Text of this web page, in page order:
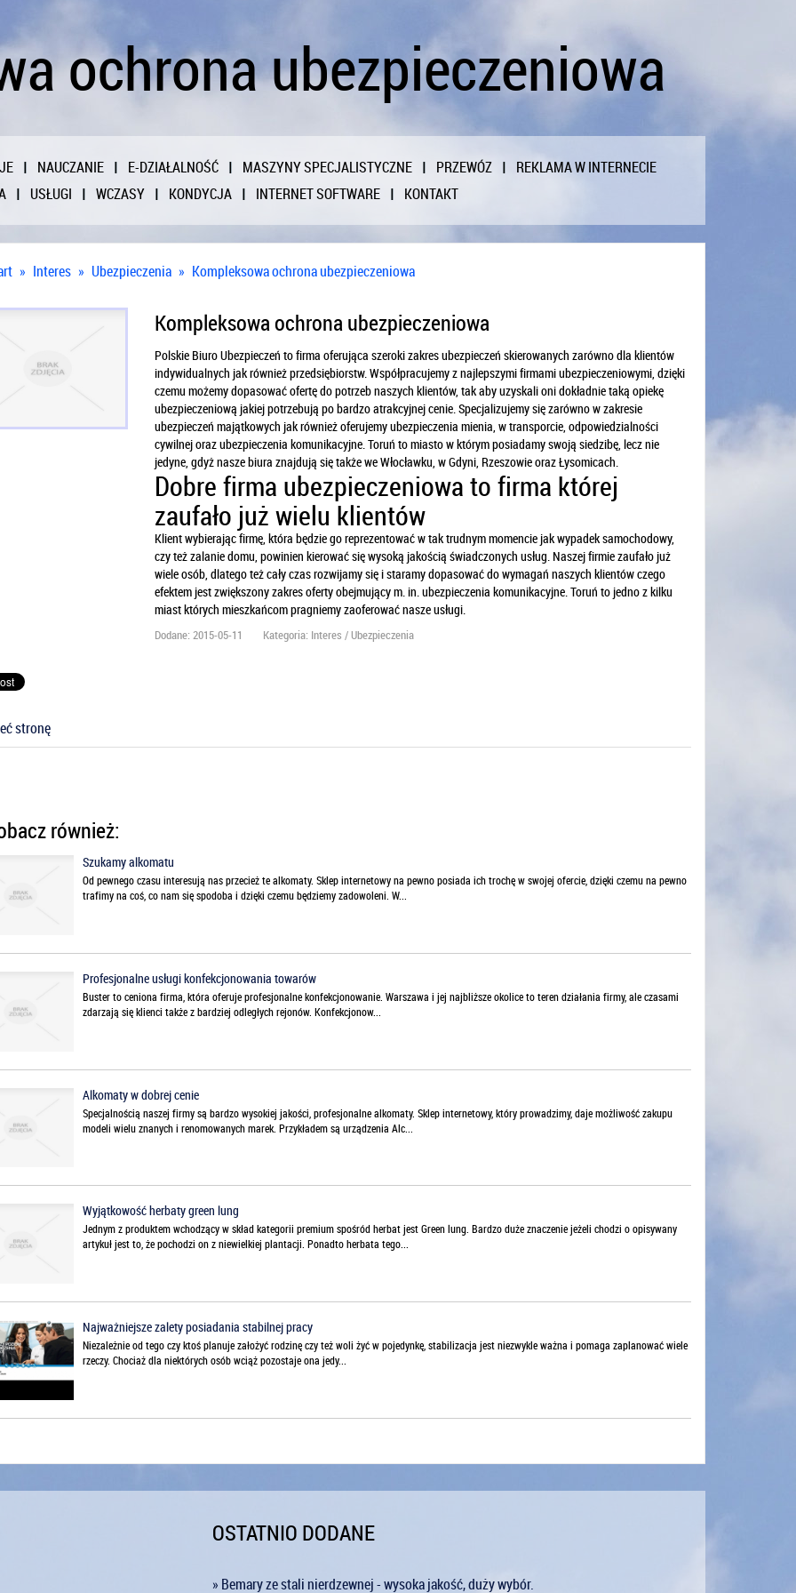
ochrona ubezpieczeniowa
NAUCZANIE E-DZIAŁALNOŚĆ MASZYNY SPECJALISTYCZNE PRZEWÓZ
REKLAMA W INTERNECIE
USŁUGI WCZASY KONDYCJA INTERNET SOFTWARE KONTAKT
» Interes » Ubezpieczenia » Kompleksowa ochrona ubezpieczeniowa
Kompleksowa ochrona ubezpieczeniowa
Polskie Biuro Ubezpieczeń to firma oferująca szeroki zakres ubezpieczeń skierowanych zarówno dla klientów
indywidualnych jak również przedsiębiorstw. Współpracujemy z najlepszymi firmami ubezpieczeniowymi, dzięki
czemu możemy dopasować ofertę do potrzeb naszych klientów, tak aby uzyskali oni dokładnie taką opiekę
ubezpieczeniową jakiej potrzebują po bardzo atrakcyjnej cenie. Specjalizujemy się zarówno w zakresie
ubezpieczeń majątkowych jak również oferujemy ubezpieczenia mienia, w transporcie, odpowiedzialności
cywilnej oraz ubezpieczenia komunikacyjne. Toruń to miasto w którym posiadamy swoją siedzibę, lecz nie
jedyne, gdyż nasze biura znajdują się także we Włocławku, w Gdyni, Rzeszowie oraz Łysomicach.
Dobre firma ubezpieczeniowa to firma której
zaufało już wielu klientów
Klient wybierając firmę, która będzie go reprezentować w tak trudnym momencie jak wypadek samochodowy,
czy też zalanie domu, powinien kierować się wysoką jakością świadczonych usług. Naszej firmie zaufało już
wiele osób, dlatego też cały czas rozwijamy się i staramy dopasować do wymagań naszych klientów czego
efektem jest zwiększony zakres oferty obejmujący m. in. ubezpieczenia komunikacyjne. Toruń to jedno z kilku
miast których mieszkańcom pragniemy zaoferować nasze usługi.
Dodane: 2015-05-11 Kategoria: Interes / Ubezpieczenia
stronę
również:
Szukamy alkomatu
Od pewnego czasu interesują nas przecież te alkomaty. Sklep internetowy na pewno posiada ich trochę w swojej ofercie, dzięki czemu na pewno
trafimy na coś, co nam się spodoba i dzięki czemu będziemy zadowoleni. W...
Profesjonalne usługi konfekcjonowania towarów
Buster to ceniona firma, która oferuje profesjonalne konfekcjonowanie. Warszawa i jej najbliższe okolice to teren działania firmy, ale czasami
zdarzają się klienci także z bardziej odległych rejonów. Konfekcjonow...
Alkomaty w dobrej cenie
Specjalnością naszej firmy są bardzo wysokiej jakości, profesjonalne alkomaty. Sklep internetowy, który prowadzimy, daje możliwość zakupu
modeli wielu znanych i renomowanych marek. Przykładem są urządzenia Alc...
Wyjątkowość herbaty green lung
Jednym z produktem wchodzący w skład kategorii premium spośród herbat jest Green lung. Bardzo duże znaczenie jeżeli chodzi o opisywany
artykuł jest to, że pochodzi on z niewielkiej plantacji. Ponadto herbata tego...
Najważniejsze zalety posiadania stabilnej pracy
Niezależnie od tego czy ktoś planuje założyć rodzinę czy też woli żyć w pojedynkę, stabilizacja jest niezwykle ważna i pomaga zaplanować wiele
rzeczy. Chociaż dla niektórych osób wciąż pozostaje ona jedy...
OSTATNIO DODANE
» Bemary ze stali nierdzewnej - wysoka jakość, duży wybór.